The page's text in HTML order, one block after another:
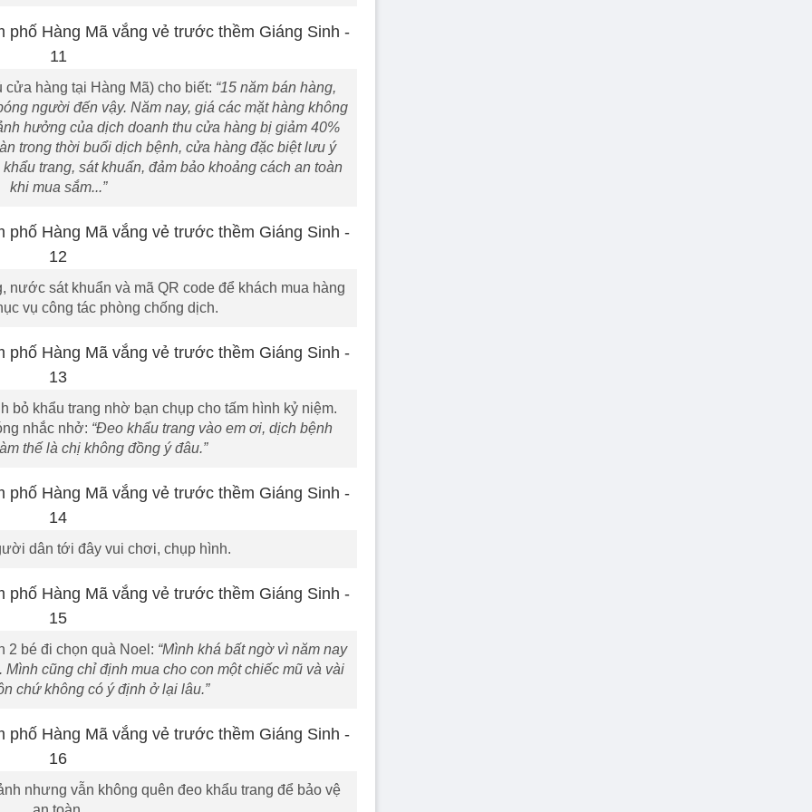
hàng tại Hàng Mã) cho biết: “15 năm bán hàng,
người đến vậy. Năm nay, giá các mặt hàng không
hưởng của dịch doanh thu cửa hàng bị giảm 40%
trong thời buổi dịch bệnh, cửa hàng đặc biệt lưu ý
trang, sát khuẩn, đảm bảo khoảng cách an toàn
khi mua sắm...”
nước sát khuẩn và mã QR code để khách mua hàng
vụ công tác phòng chống dịch.
bỏ khẩu trang nhờ bạn chụp cho tấm hình kỷ niệm.
nhắc nhở: “Đeo khẩu trang vào em ơi, dịch bệnh
thế là chị không đồng ý đâu.”
dân tới đây vui chơi, chụp hình.
2 bé đi chọn quà Noel: “Mình khá bất ngờ vì năm nay
cũng chỉ định mua cho con một chiếc mũ và vài
chứ không có ý định ở lại lâu.”
nhưng vẫn không quên đeo khẩu trang để bảo vệ